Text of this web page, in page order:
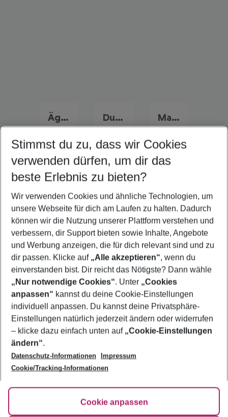
Ägypten Frühbucher Angebote Dubai Flug & Hotel Marokko Flug & Hotel
Quicklinks
Urlaub Tunesien
Pauschalreisen Tunesien
Familienurlaub Tunesien
Flug & Hotel Tunesien
Footer
Footer navigation
Über uns
AGB
Bestpreisgarantie
Cookie-Einstellungen ändern
Cookie-Richtlinie
Agenturbetreuung
Barrierefreies Reisen
HanseMerkur Reiseversicherung
Hilfe & Kontakt
Folge uns
Stimmst du zu, dass wir Cookies
verwenden dürfen, um dir das
beste Erlebnis zu bieten?
Wir verwenden Cookies und ähnliche Technologien, um
unsere Webseite für dich am Laufen zu halten. Dadurch
können wir die Nutzung unserer Plattform verstehen und
verbessern, dir Support bieten sowie Inhalte, Angebote
und Werbung anzeigen, die für dich relevant sind und zu
dir passen. Klicke auf „Alle akzeptieren“, wenn du
einverstanden bist. Dir reicht das Nötigste? Dann wähle
„Nur notwendige Cookies“. Unter „Cookies
anpassen“ kannst du deine Cookie-Einstellungen
individuell anpassen. Du kannst deine Privatsphäre-
Einstellungen natürlich jederzeit ändern oder widerrufen
– klicke dazu einfach unten auf „Cookie-Einstellungen
ändern“.
Datenschutz-Informationen
Impressum
Cookie/Tracking-Informationen
Cookie anpassen